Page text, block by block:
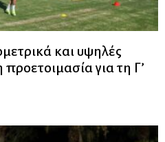
και υψηλές
για τη Γ’